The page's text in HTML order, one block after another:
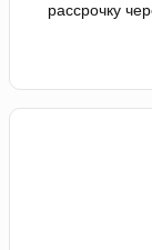
рассрочку